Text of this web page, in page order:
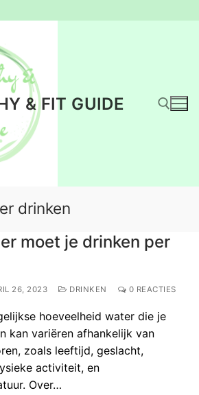
& FIT GUIDE
drinken
moet je drinken per
26, 2023 DRINKEN 0 REACTIES
hoeveelheid water die je
kan variëren afhankelijk van
zoals leeftijd, geslacht,
activiteit, en
Over…